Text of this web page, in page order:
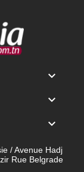



/ Avenue Hadj
Rue Belgrade